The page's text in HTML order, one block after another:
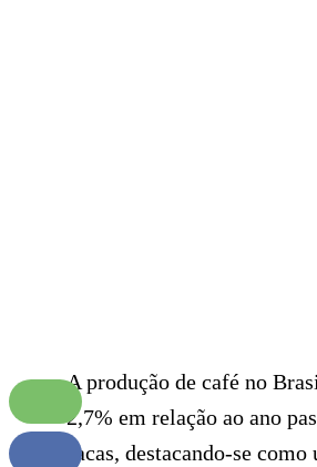
A produção de café no
2,7% em relação ao ano
sacas, destacando-se